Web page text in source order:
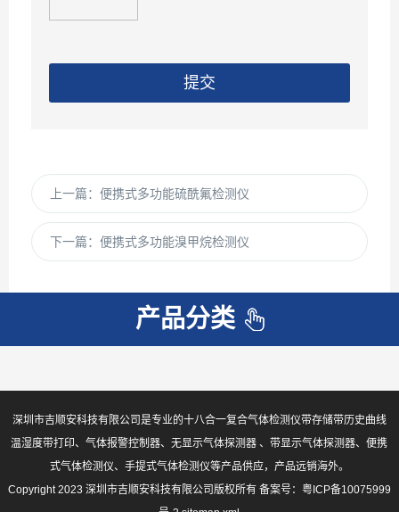
提交
上一篇： 便携式多功能硫酰氟检测仪
下一篇： 便携式多功能溴甲烷检测仪
产品分类
深圳市吉顺安科技有限公司是专业的十八合一复合气体检测仪带存储带历史曲线
温湿度带打印、气体报警控制器、无显示气体探测器 、带显示气体探测器、便携
式气体检测仪、手提式气体检测仪等产品供应，产品远销海外。
Copyright 2023 深圳市吉顺安科技有限公司版权所有 备案号： 粤ICP备10075999